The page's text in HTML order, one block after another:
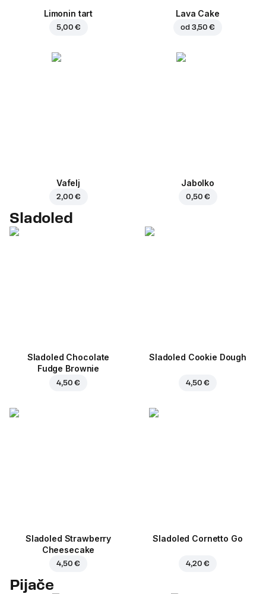
Limonin tart
5,00 €
Lava Cake
od 3,50 €
Vafelj
2,00 €
Jabolko
0,50 €
Sladoled
Sladoled Chocolate
Fudge Brownie
4,50 €
Sladoled Cookie Dough
4,50 €
Sladoled Strawberry
Cheesecake
4,50 €
Sladoled Cornetto Go
4,20 €
Pijače